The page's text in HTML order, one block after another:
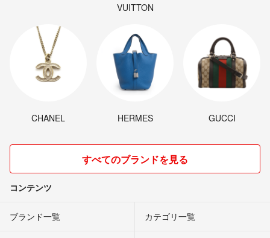
VUITTON
CHANEL HERMES GUCCI
すべてのブランドを見る
コンテンツ
ブランド一覧 カテゴリ一覧